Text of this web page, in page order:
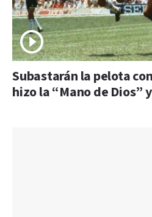
Subastarán la pelota
hizo la “Mano de Dios”